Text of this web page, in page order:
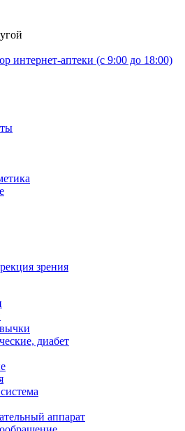
интернет-аптеки (с 9:00 до 18:00)
зрения
диабет
аппарат